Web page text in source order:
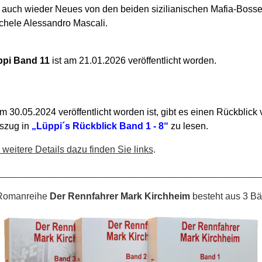
wieder Neues von den beiden sizilianischen Mafia-
Alessandro Mascali.
Band 11 ist am 21.01.2026 veröffentlicht worden.
30.05.2024 veröffentlicht worden ist, gibt es einen Rückblick
in „Lüppi´s Rückblick Band 1 - 8“ zu lesen.
Details dazu finden Sie links.
Der Rennfahrer Mark Kirchheimbesteht aus 3